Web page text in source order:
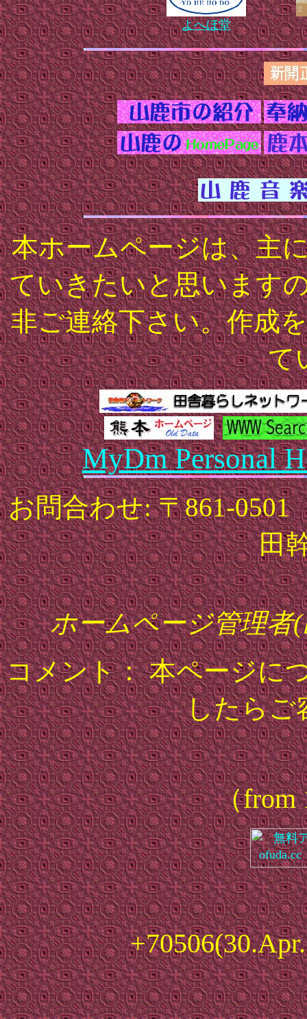
よへほ堂
本ホームページは、主
ていきたいと思います
非ご連絡下さい。作成
て
MyDm Personal
お問合わせ: 〒861-
田
ホームページ管理者
コメント： 本ページに
したらご
（from